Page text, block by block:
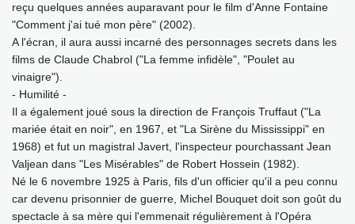
reçu quelques années auparavant pour le film d'Anne Fontaine
"Comment j'ai tué mon père" (2002).
A l'écran, il aura aussi incarné des personnages secrets dans les
films de Claude Chabrol ("La femme infidèle", "Poulet au
vinaigre").
- Humilité -
Il a également joué sous la direction de François Truffaut ("La
mariée était en noir", en 1967, et "La Sirène du Mississippi" en
1968) et fut un magistral Javert, l'inspecteur pourchassant Jean
Valjean dans "Les Misérables" de Robert Hossein (1982).
Né le 6 novembre 1925 à Paris, fils d'un officier qu'il a peu connu
car devenu prisonnier de guerre, Michel Bouquet doit son goût du
spectacle à sa mère qui l'emmenait régulièrement à l'Opéra